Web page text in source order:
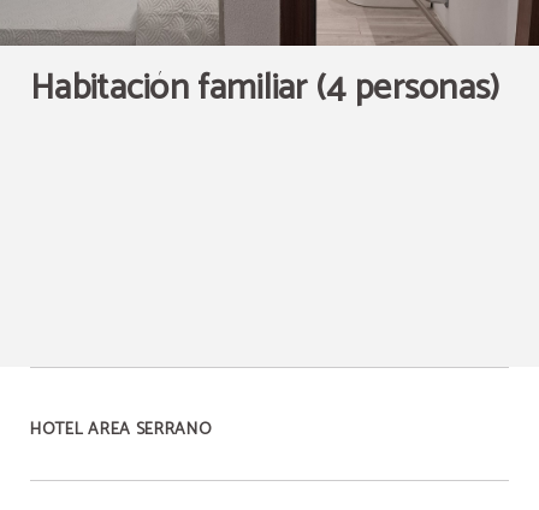
Habitación familiar (4 personas)
HOTEL AREA SERRANO